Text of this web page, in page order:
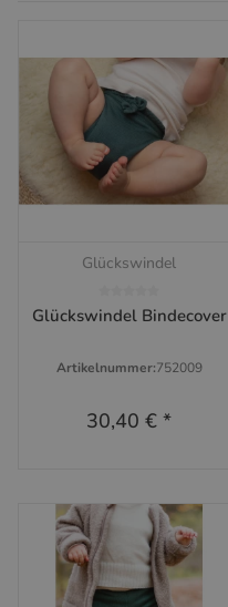
Glückswindel
Glückswindel Bindecover
Artikelnummer:752009
30,40 €*